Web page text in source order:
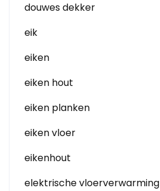
douwes dekker
eik
eiken
eiken hout
eiken planken
eiken vloer
eikenhout
elektrische vloerverwarming